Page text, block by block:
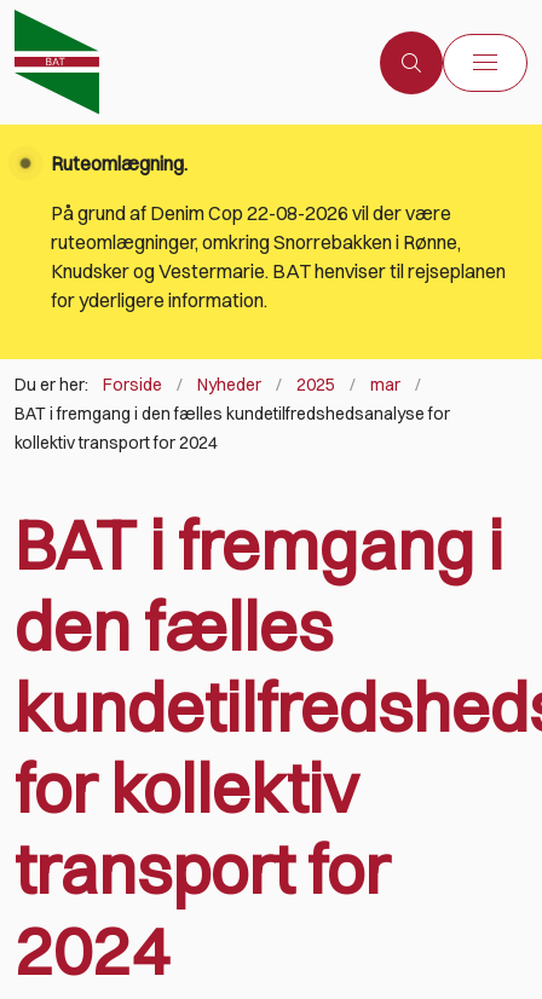
Ruteomlægning.
På grund af Denim Cop 22-08-2026 vil der være
ruteomlægninger, omkring Snorrebakken i Rønne,
Knudsker og Vestermarie. BAT henviser til rejseplanen
for yderligere information.
Du er her: Forside Nyheder 2025
mar
BAT i fremgang i den fælles kundetilfredshedsanalyse for
kollektiv transport for 2024
BAT i fremgang i
den fælles
for kollektiv
transport for
2024